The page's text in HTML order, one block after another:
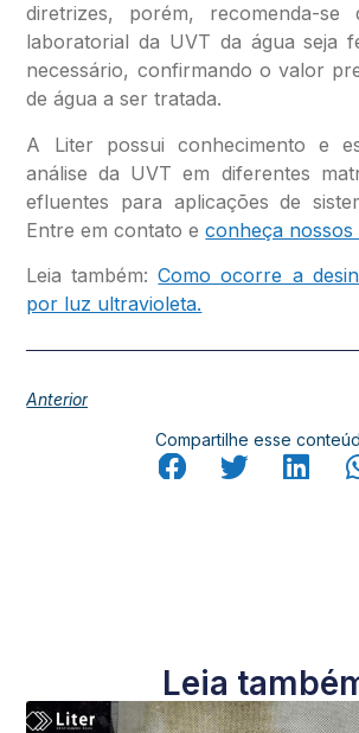
diretrizes, porém, recomenda-se
laboratorial da UVT da água seja
necessário, confirmando o valor
de água a ser tratada.
A Liter possui conhecimento e
análise da UVT em diferentes
efluentes para aplicações de
Entre em contato econheça
Leia também:Como ocorre a
por luz ultravioleta.
Anterior
Compartilhe esse
Leia